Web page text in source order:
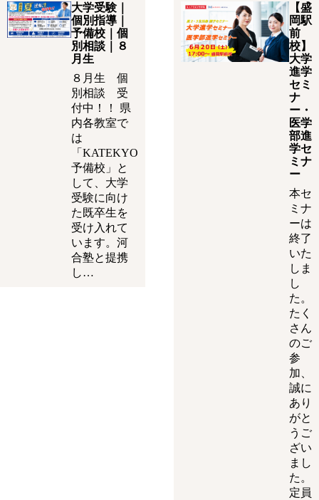
大学受験｜
個別指導｜
予備校｜個
別相談｜８
月生
８月生 個
別相談 受
付中！！ 県
内各教室で
は
「KATEKYO
予備校」と
して、大学
受験に向け
た既卒生を
受け入れて
います。河
合塾と提携
し…
【盛
岡駅
前
校】
大学
進学
セミ
ナ
ー・
医学
部進
学セ
ミナ
ー
本セ
ミナ
ーは
終了
いた
しま
し
た。
たく
さん
のご
参
加、
誠に
あり
がと
うご
ざい
まし
た。
定員